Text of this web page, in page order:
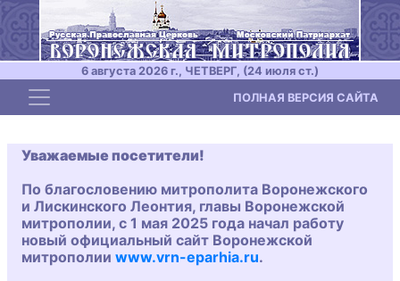
6 августа 2026 г., ЧЕТВЕРГ, (24 июля ст.)
Toggle navigation ПОЛНАЯ ВЕРСИЯ САЙТА
Уважаемые посетители!
По благословению митрополита Воронежского
и Лискинского Леонтия, главы Воронежской
митрополии, с 1 мая 2025 года начал работу
новый официальный сайт Воронежской
митрополии www.vrn-eparhia.ru.